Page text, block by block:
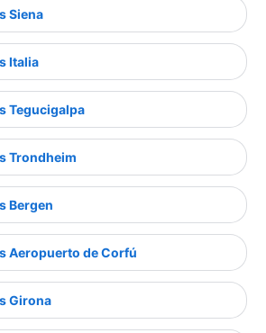
Siena
Italia
Tegucigalpa
Trondheim
Bergen
Aeropuerto de Corfú
Girona